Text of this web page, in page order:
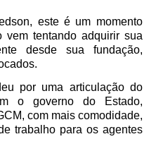
este é um momento
vem tentando adquirir sua
desde sua fundação,
por uma articulação do
o governo do Estado,
com mais comodidade,
trabalho para os agentes